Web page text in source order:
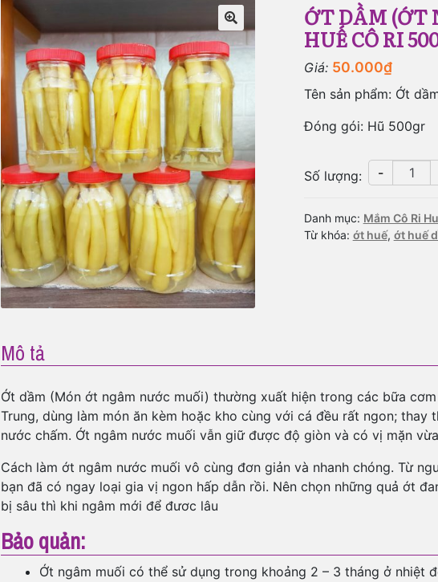
🔍
ỚT DẦM (ỚT
HUẾ CÔ RI
Giá: 50.000₫
Tên sản phẩm: Ớt
Đóng gói: Hũ 500gr
Số lượng: -
dầm
ngâm
muối)
Danh mục: Mắm Cô Ri
Từ khóa: ớt huế, ớt huế
Mô tả
Ớt dầm (Món ớt ngâm nước muối) thường xuất hiện trong các bữa
Trung, dùng làm món ăn kèm hoặc kho cùng với cá đều rất ngon; thay
nước chấm. Ớt ngâm nước muối vẫn giữ được độ giòn và có vị mặn
Cách làm ớt ngâm nước muối vô cùng đơn giản và nhanh chóng. Từ
bạn đã có ngay loại gia vị ngon hấp dẫn rồi. Nên chọn những quả ớt
bị sâu thì khi ngâm mới để đươc lâu
Bảo quản:
Ớt ngâm muối có thể sử dụng trong khoảng 2 – 3 tháng ở nhiệt